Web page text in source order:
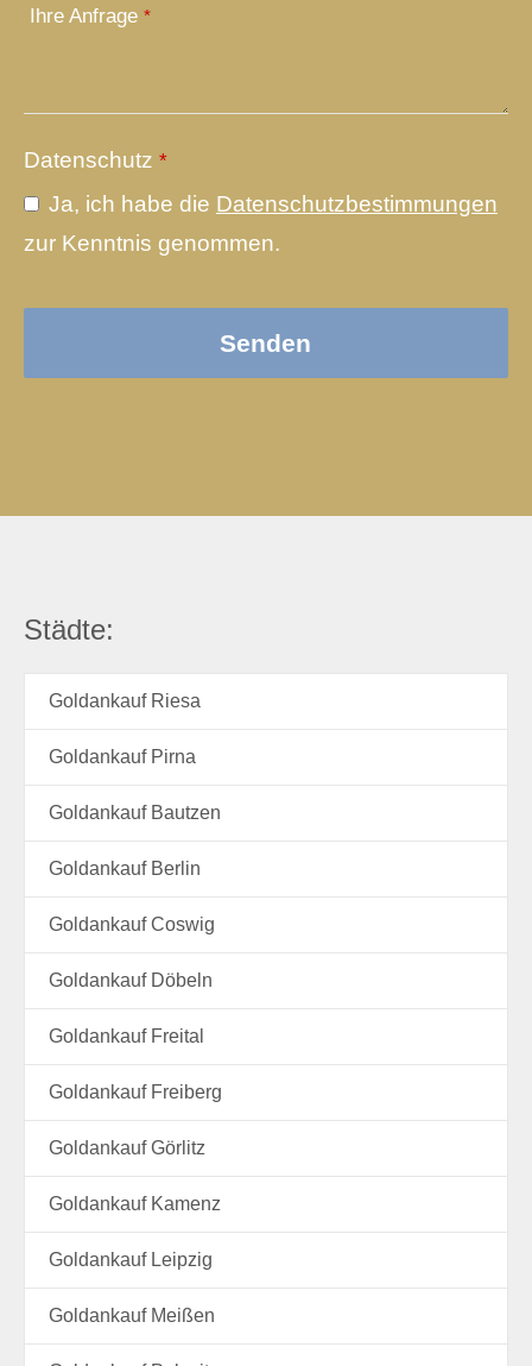
Ihre Anfrage *
Your
Website *
Datenschutz *
Ja, ich habe die Datenschutzbestimmungen
zur Kenntnis genommen.
Senden
Städte:
Goldankauf Riesa
Goldankauf Pirna
Goldankauf Bautzen
Goldankauf Berlin
Goldankauf Coswig
Goldankauf Döbeln
Goldankauf Freital
Goldankauf Freiberg
Goldankauf Görlitz
Goldankauf Kamenz
Goldankauf Leipzig
Goldankauf Meißen